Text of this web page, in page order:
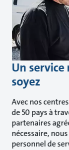
Un
soyez
Avec nos
de 50 pays à
partenaires
nécessaire,
personnel de